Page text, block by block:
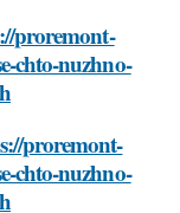
proremont-
chto-nuzhno-
proremont-
chto-nuzhno-